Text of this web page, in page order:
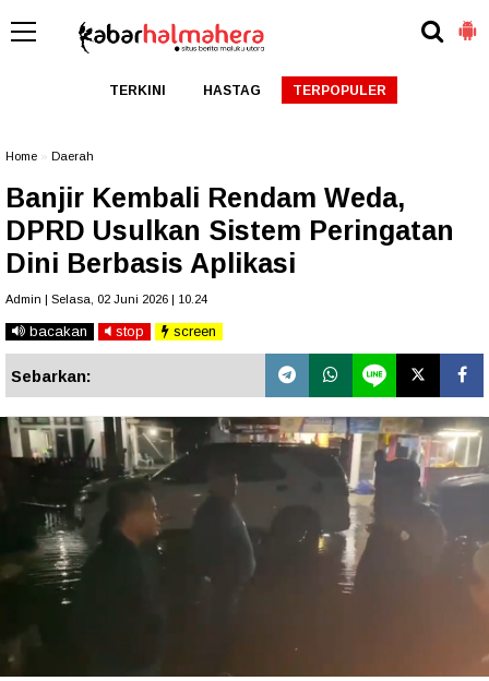
TERKINI HASTAG TERPOPULER
Home Daerah
Banjir Kembali Rendam Weda,
DPRD Usulkan Sistem Peringatan
Dini Berbasis Aplikasi
Admin | Selasa, 02 Juni 2026 | 10.24
bacakan stop screen
Sebarkan: